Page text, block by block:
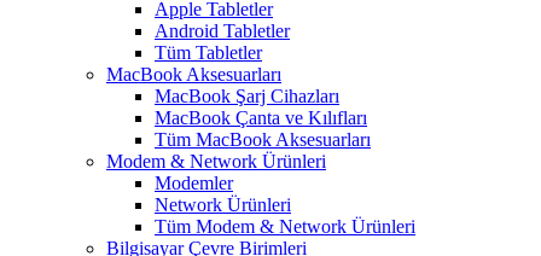
Apple Tabletler
Android Tabletler
Tüm Tabletler
MacBook Aksesuarları
MacBook Şarj Cihazları
MacBook Çanta ve Kılıfları
Tüm MacBook Aksesuarları
Modem & Network Ürünleri
Modemler
Network Ürünleri
Tüm Modem & Network Ürünleri
Bilgisayar Çevre Birimleri